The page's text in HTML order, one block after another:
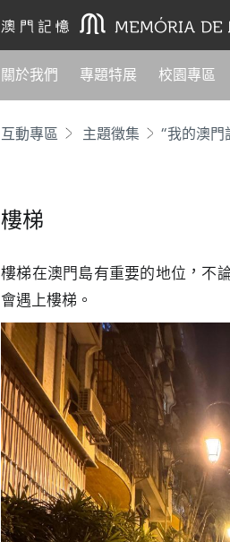
關於我們 專題特展 校園專區
互動專區 主題徵集 “我的澳門
樓梯
樓梯在澳門島有重要的地位，不
會遇上樓梯。